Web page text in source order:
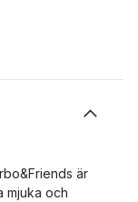
är
mjuka och